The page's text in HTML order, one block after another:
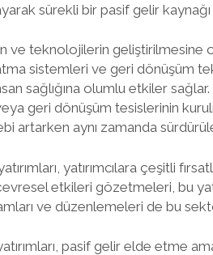
sürekli bir pasif gelir
ve teknolojilerin geliştirilmesine
sistemleri ve geri dönüşüm
sağlığına olumlu etkiler sağlar.
geri dönüşüm tesislerinin
artarken aynı zamanda
yatırımcılara çeşitli
etkileri gözetmeleri, bu
ve düzenlemeleri de bu
pasif gelir elde etme